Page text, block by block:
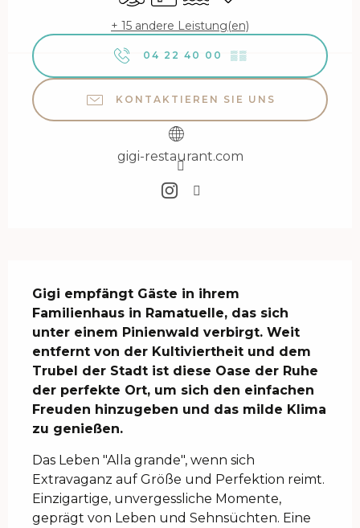
+ 15 andere Leistung(en)
04 22 40 00 ▒▒
KONTAKTIEREN SIE UNS
gigi-restaurant.com
Gigi empfängt Gäste in ihrem
Familienhaus in Ramatuelle, das sich
unter einem Pinienwald verbirgt. Weit
entfernt von der Kultiviertheit und dem
Trubel der Stadt ist diese Oase der Ruhe
der perfekte Ort, um sich den einfachen
Freuden hinzugeben und das milde Klima
zu genießen.
Das Leben "Alla grande", wenn sich
Extravaganz auf Größe und Perfektion reimt.
Einzigartige, unvergessliche Momente,
geprägt von Leben und Sehnsüchten. Eine